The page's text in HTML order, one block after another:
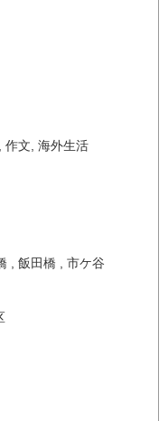
作文 海外生活
, 飯田橋 , 市ケ谷